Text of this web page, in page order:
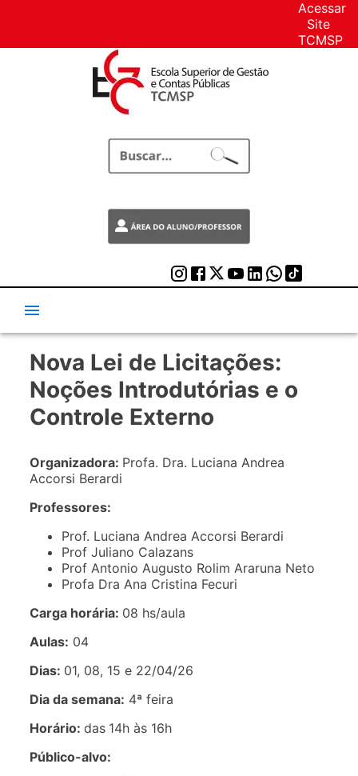
Acessar
Site
TCMSP
Nova Lei de Licitações:
Noções Introdutórias e o
Controle Externo
Organizadora: Profa. Dra. Luciana Andrea
Accorsi Berardi
Professores:
Prof. Luciana Andrea Accorsi Berardi
Prof Juliano Calazans
Prof Antonio Augusto Rolim Araruna Neto
Profa Dra Ana Cristina Fecuri
Carga horária: 08 hs/aula
Aulas: 04
Dias: 01, 08, 15 e 22/04/26
Dia da semana: 4ª feira
Horário:das 14h às 16h
Público-alvo: